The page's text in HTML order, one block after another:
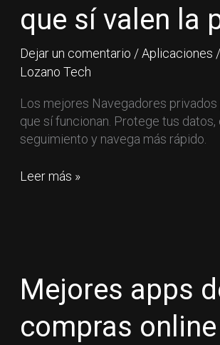
que sí valen la
Dejar un comentario /Aplicaciones /
Lozano Tech
Los mejores Navegadores privados
que sí funcionan. Protege tus datos,
seguimiento y navega más rápido.
la
Leer más »
Mejores apps
compras online
de
compras